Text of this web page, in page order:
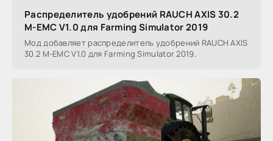
Распределитель удобрений RAUCH AXIS 30.2
M-EMC V1.0 для Farming Simulator 2019
Мод добавляет распределитель удобрений RAUCH AXIS
30.2 M-EMC V1.0 для Farming Simulator 2019.